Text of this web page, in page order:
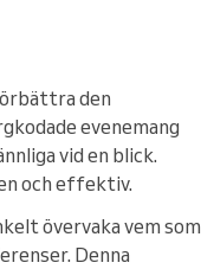
den
evenemang
vid en blick.
och effektiv.
övervaka vem som
Denna